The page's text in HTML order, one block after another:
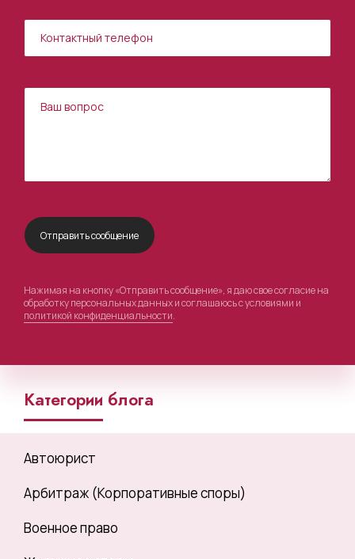
Нажимая на кнопку «Отправить сообщение», я даю свое согласие на
обработку персональных данных и соглашаюсь с условиями и
политикой конфиденциальности.
Категории блога
Автоюрист
Арбитраж (Корпоративные споры)
Военное право